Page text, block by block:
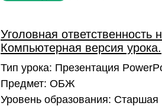
Уголовная ответственность
Компьютерная версия урока.
Тип урока: Презентация
Предмет: ОБЖ
Уровень образования: Старшая